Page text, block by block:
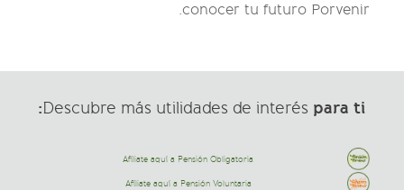
conocer tu futuro Porvenir.
Descubre más utilidades de interéspara ti:
Afíliate aquí a Pensión Obligatoria
Afíliate aquí a Pensión Voluntaria